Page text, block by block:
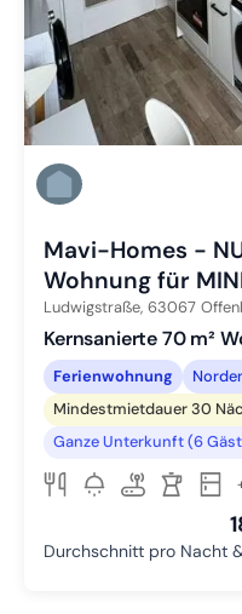
Mavi-Homes -
Wohnung für
Ludwigstraße, 63067
Kernsanierte 70 m²
Ferienwohnung
Mindestmietdauer 30
Ganze Unterkunft (6
Durchschnitt pro Nacht